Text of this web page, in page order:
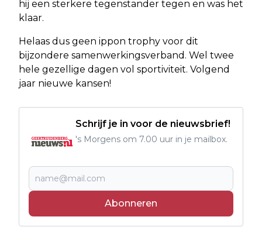
hij een sterkere tegenstander tegen en was het
klaar.
Helaas dus geen ippon trophy voor dit
bijzondere samenwerkingsverband. Wel twee
hele gezellige dagen vol sportiviteit. Volgend
jaar nieuwe kansen!
Schrijf je in voor de nieuwsbrief!
's Morgens om 7.00 uur in je mailbox.
Abonneren